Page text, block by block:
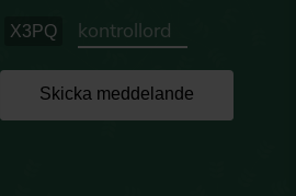
X3PQ
Skicka meddelande